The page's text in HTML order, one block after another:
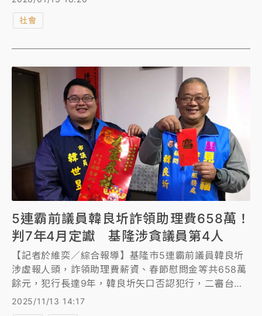
合謀，假造長照輔具購置、租賃及居家無障礙改善等文
件，5年詐領補助款逾5407萬元，陳女分得近4954萬
社會
5連霸前議員韓良圻詐領助理費658萬！
判7年4月定讞 基隆涉貪議員第4人
【記者於維奕／綜合報導】基隆巿5連霸前議員韓良圻
涉虛報人頭，詐領助理費薪資、春節慰問金等共658萬
餘元，犯行長達9年，韓良圻矢口否認犯行，二審台灣
高等法院判決韓良圻7年4月徒刑。韓不服判決提出上
2025/11/13 14:17